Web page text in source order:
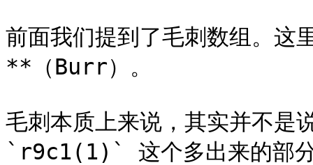
前面我们提到了毛刺数组。这
**（Burr）。
毛刺本质上来说，其实并不是
`r9c1(1)` 这个多出来的部分